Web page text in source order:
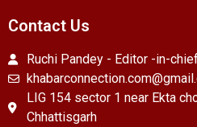
Contact Us
Ruchi Pandey - Editor -in-
LIG 154 sector 1 near Ekta
Chhattisgarh